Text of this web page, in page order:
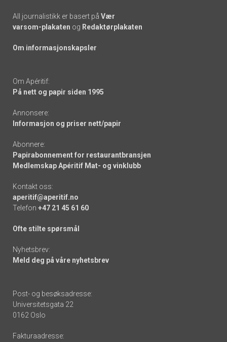
All journalistikk er basert på Vær
varsom-plakaten og Redaktørplakaten
Om informasjonskapsler
Om Apéritif:
På nett og papir siden 1995
Annonsere:
Informasjon og priser nett/papir
Abonnere:
Papirabonnement for restaurantbransjen
Medlemskap Apéritif Mat- og vinklubb
Kontakt oss:
aperitif@aperitif.no
Telefon +47 21 45 61 60
Ofte stilte spørsmål
Nyhetsbrev:
Meld deg på våre nyhetsbrev
Post- og besøksadresse:
Universitetsgata 22
0162 Oslo
Fakturaadresse: